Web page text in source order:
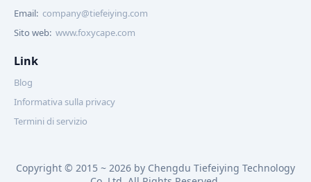
Email: company@tiefeiying.com
Sito web: www.foxycape.com
Link
Blog
Informativa sulla privacy
Termini di servizio
Copyright © 2015 ~ 2026 by Chengdu Tiefeiying Technology